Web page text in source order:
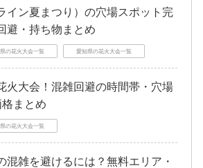
イン夏まつり）の穴場スポット完
避・持ち物まとめ
の花火大会一覧 愛知県の花火大会一覧
火大会！混雑回避の時間帯・穴場
まとめ
の花火大会一覧
混雑を避けるには？無料エリア・